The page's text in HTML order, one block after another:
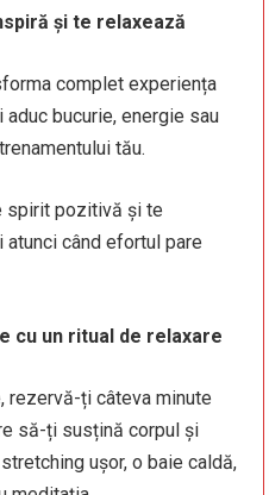
și te relaxează
complet experiența
bucurie, energie sau
tău.
spirit pozitivă și te
când efortul pare
cu un ritual de relaxare
rezervă-ți câteva minute
să-ți susțină corpul și
ușor, o baie caldă,